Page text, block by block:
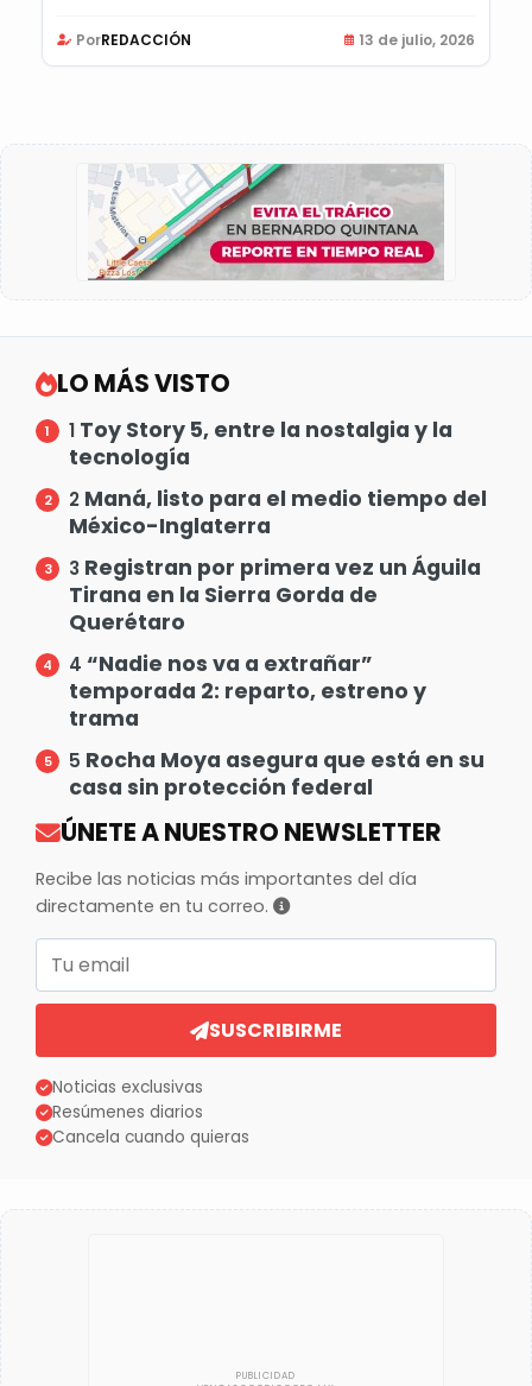
PorREDACCIÓN 13 de julio, 2026
LO MÁS VISTO
1 Toy Story 5, entre la nostalgia y la
tecnología
2 Maná, listo para el medio tiempo del
México-Inglaterra
3 Registran por primera vez un Águila
Tirana en la Sierra Gorda de
Querétaro
4 “Nadie nos va a extrañar”
temporada 2: reparto, estreno y
trama
5 Rocha Moya asegura que está en su
casa sin protección federal
ÚNETE A NUESTRO NEWSLETTER
Recibe las noticias más importantes del día
directamente en tu correo.
SUSCRIBIRME
Noticias exclusivas
Resúmenes diarios
Cancela cuando quieras